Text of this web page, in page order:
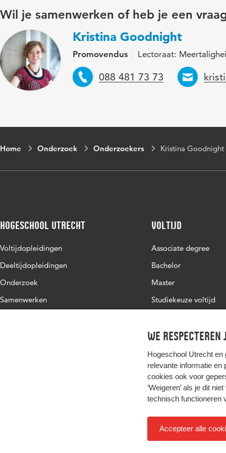
We respecteren
Hogeschool Utrecht en
relevante informatie en
cookies ook voor
‘Weigeren’ als je dit
technisch functioneren
Accepteer alle
Wil je samenwerken of heb je een
Kristina Goodnight
Promovendus Lectoraat:
Telefoon
088 481 73 73
Home Onderzoek Onderzoekers Kristina Goodnight
Hogeschool Utrecht
Voltijdopleidingen
Deeltijdopleidingen
Onderzoek
Samenwerken
Voltijd
Associate degree
Bachelor
Master
Studiekeuze voltijd